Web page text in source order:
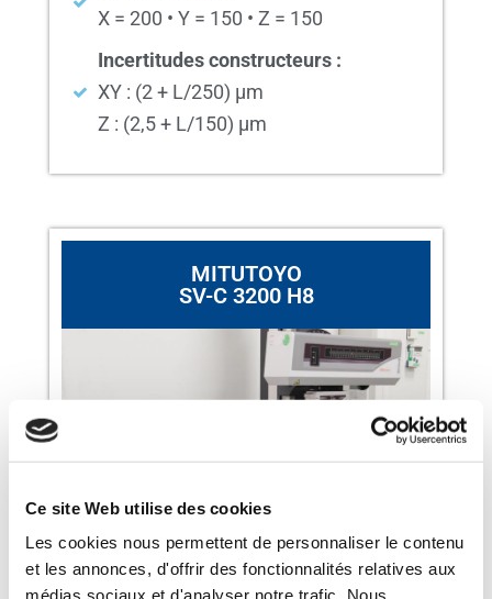
Ce site Web utilise des cookies
Les cookies nous permettent de personnaliser le contenu
et les annonces, d'offrir des fonctionnalités relatives aux
médias sociaux et d'analyser notre trafic. Nous
X = 200 • Y = 150 • Z = 150
Incertitudes constructeurs :
XY : (2 + L/250) µm
Z : (2,5 + L/150) µm
MITUTOYO
SV-C 3200 H8